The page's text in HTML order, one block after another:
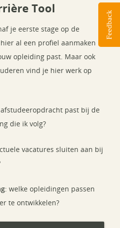
Tool
je eerste stage op de
al een profiel aanmaken
opleiding past. Maar ook
vind je hier werk op
past bij de
die ik volg?
vacatures sluiten aan bij
: welke opleidingen passen
te ontwikkelen?
Feedback